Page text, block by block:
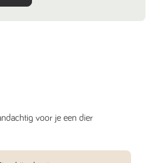
voor je een dier